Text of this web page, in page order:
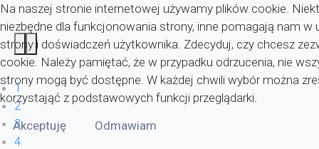
1
2
3
4
Na naszej stronie internetowej używamy plików cookie.
niezbędne dla funkcjonowania strony, inne pomagają nam w
strony i doświadczeń użytkownika. Zdecyduj, czy chcesz
cookie. Należy pamiętać, że w przypadku odrzucenia, nie
strony mogą być dostępne. W każdej chwili wybór można
korzystająć z podstawowych funkcji przeglądarki.
Akceptuję
Odmawiam